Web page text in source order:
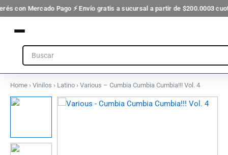
con Mercado Pago ⚡ Envío gratis a sucursal a partir de $200.0003
Ir
al
contenido
Search
Home › Vinilos › Latino › Various – Cumbia Cumbia Cumbia!!! Vol. 4